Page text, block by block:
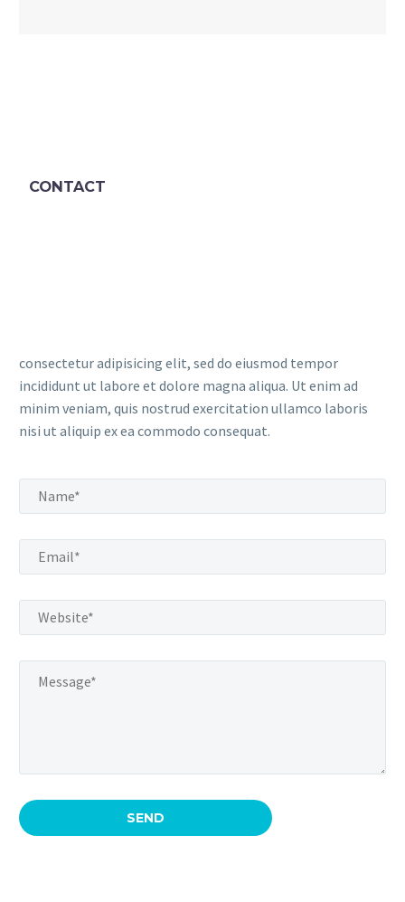
CONTACT
consectetur adipisicing elit, sed do eiusmod tempor
incididunt ut labore et dolore magna aliqua. Ut enim ad
minim veniam, quis nostrud exercitation ullamco laboris
nisi ut aliquip ex ea commodo consequat.